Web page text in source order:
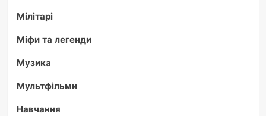
Мілітарі
Міфи та легенди
Музика
Мультфільми
Навчання